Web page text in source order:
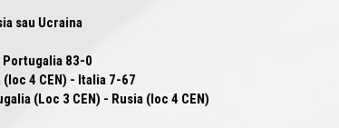
sau Ucraina
Portugalia 83-0
4 CEN) - Italia 7-67
(Loc 3 CEN) - Rusia (loc 4 CEN)